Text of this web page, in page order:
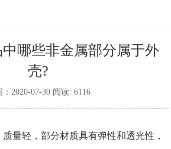
哪些非金属部分属于外
壳?
：2020-07-30 阅读: 6116
量轻，部分材质具有弹性和透光性，